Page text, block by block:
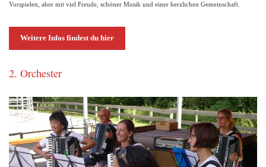
Vorspielen, aber mit viel Freude, schöner Musik und einer herzlichen Gemeinschaft.
Weitere Infos findest du hier
2. Orchester